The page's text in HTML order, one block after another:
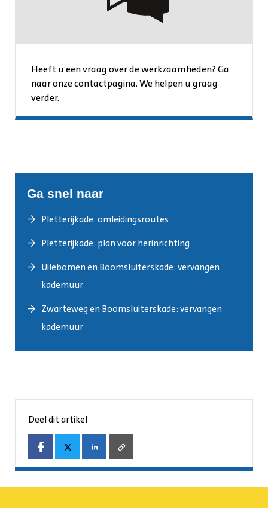
Heeft u een vraag over de werkzaamheden? Ga
naar onze contactpagina. We helpen u graag
verder.
Ga snel naar
Pletterijkade: omleidingsroutes
Pletterijkade: plan voor herinrichting
Uilebomen en Boomsluiterskade: vervangen
kademuur
Zwarteweg en Boomsluiterskade: vervangen
kademuur
Deel dit artikel